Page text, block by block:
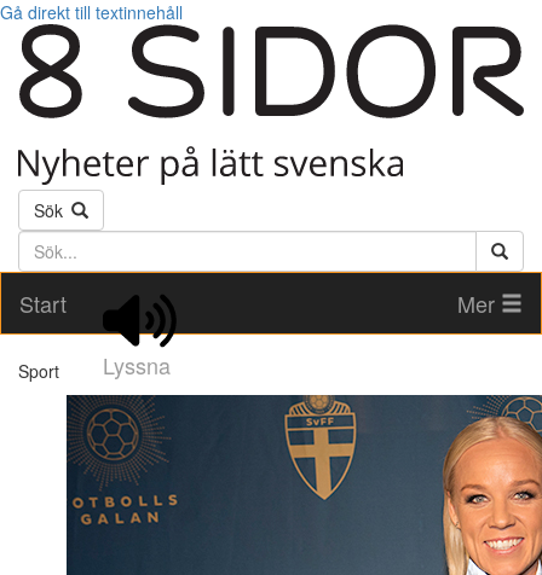
Gå direkt till textinnehåll
Sök
Söktext
Start
Lyssna
Mer
Sport